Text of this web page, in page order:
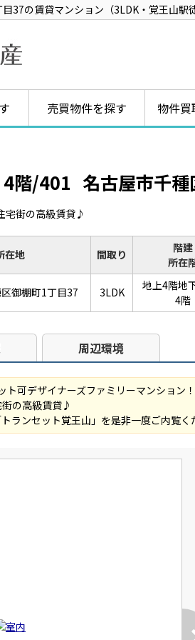
37の賃貸マンション（3LDK・覚王山駅
売買物件を探す 物件
4階/401 名古屋市千
宅街の高級賃貸♪
在地 間取り
階建
所在
御棚町1丁目37 3LDK
地上4階地
4階
周辺環境
ト可デザイナーズファミリーマンション！
の高級賃貸♪
ランセット覚王山」を是非一度ご内覧く